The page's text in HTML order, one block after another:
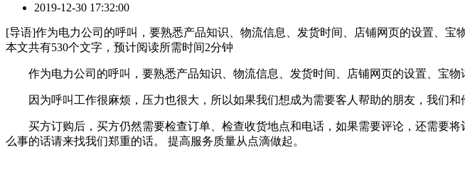
2019-12-30 17:32:00
[导语]作为电力公司的呼叫，要熟悉产品知识、物流信息、发货时间、店铺网页的设置、
本文共有530个文字，预计阅读所需时间2分钟
作为电力公司的呼叫，要熟悉产品知识、物流信息、发货时间、店铺网页的设置、宝物
因为呼叫工作很麻烦，压力也很大，所以如果我们想成为需要客人帮助的朋友，我们和
买方订购后，买方仍然需要检查订单、检查收货地点和电话，如果需要评论，还需要将
么事的话请来找我们郑重的话。 提高服务质量从点滴做起。